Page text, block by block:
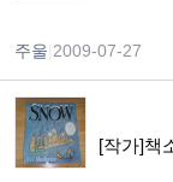
주울 2009-07-27
[작가]책